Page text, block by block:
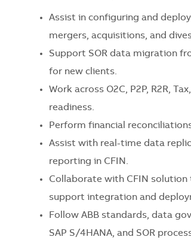
Assist in configuring and
mergers, acquisitions, and
Support SOR data migration
for new clients.
Work across O2C, P2P, R2R,
readiness.
Perform financial
Assist with real-time data
reporting in CFIN.
Collaborate with CFIN solution
support integration and
Follow ABB standards, data
SAP S/4HANA, and SOR